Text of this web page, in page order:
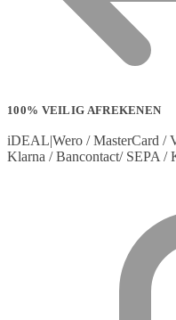
100% VEILIG AFREKENEN
iDEAL|Wero / MasterCard /
Klarna / Bancontact/ SEPA /